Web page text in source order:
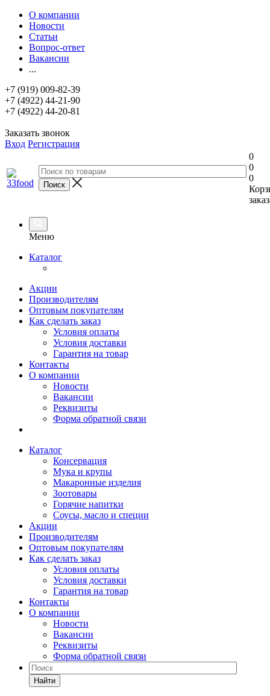
О компании
Новости
Статьи
Вопрос-ответ
Вакансии
...
+7 (919) 009-82-39
+7 (4922) 44-21-90
+7 (4922) 44-20-81
Заказать звонок
Вход Регистрация
0
0
0
Меню
Каталог
Акции
Производителям
Оптовым покупателям
Как сделать заказ
Условия оплаты
Условия доставки
Гарантия на товар
Контакты
О компании
Новости
Вакансии
Реквизиты
Форма обратной связи
Каталог
Консервация
Мука и крупы
Макаронные изделия
Зоотовары
Горячие напитки
Соусы, масло и специи
Акции
Производителям
Оптовым покупателям
Как сделать заказ
Условия оплаты
Условия доставки
Гарантия на товар
Контакты
О компании
Новости
Вакансии
Реквизиты
Форма обратной связи
Найти